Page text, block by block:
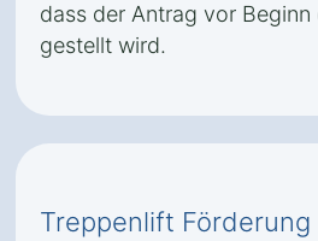
dass der Antrag vor Beginn
gestellt wird.
Treppenlift